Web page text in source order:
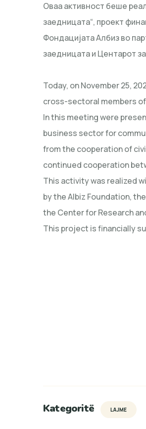
Оваа активност беше
заедницата“, проект
Фондацијата Албиз во
заедницата и Центарот
Today, on November 25,
cross-sectoral members
In this meeting were
business sector for
from the cooperation of
continued cooperation
This activity was realized
by the Albiz Foundation,
the Center for Research
This project is financially
Kategoritë LAJME